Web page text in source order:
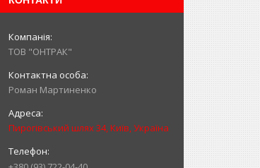
ТОВ "ОНТРАК"
Роман Мартиненко
Пирогівський шлях 34, Київ, Україна